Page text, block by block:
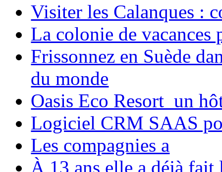
Visiter les Calanques :
La colonie de vacances
Frissonnez en Suède
du monde
Oasis Eco Resort un
Logiciel CRM SAAS
Les compagnies a
À 13 ans elle a déjà